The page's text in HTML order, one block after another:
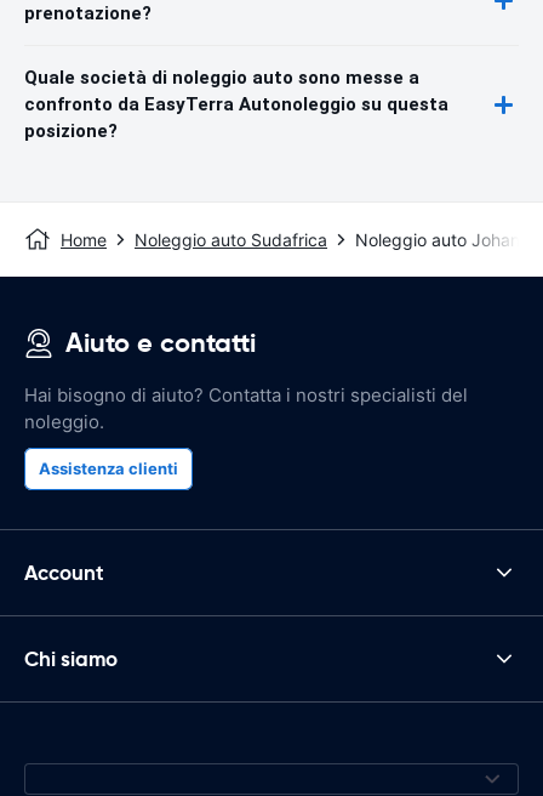
prenotazione?
Quale società di noleggio auto sono messe a
confronto da EasyTerra Autonoleggio su questa
posizione?
Home Noleggio auto Sudafrica Noleggio auto
Aiuto e contatti
Hai bisogno di aiuto? Contatta i nostri specialisti del
noleggio.
Assistenza clienti
Account
Chi siamo